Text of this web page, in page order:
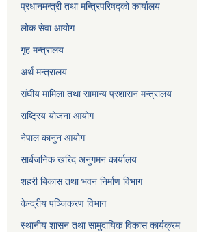
प्रधानमन्त्री तथा मन्त्रिपरिषद्को कार्यालय
लोक सेवाआयोग
गृह मन्त्रालय
अर्थ मन्त्रालय
संघीय मामिला तथा सामान्य प्रशासन मन्त्रालय
राष्ट्रिय योजना आयोग
नेपाल कानुन आयोग
सार्बजनिक खरिद अनुगमन कार्यालय
शहरी बिकास तथा भवन निर्माण विभाग
केन्द्रीय पञ्जिकरण विभाग
स्थानीय शासन तथा सामुदायिक विकास कार्यक्रम